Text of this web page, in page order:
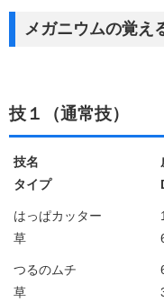
メガニウムの覚え
技１（通常技）
技名
タイプ
はっぱカッター
草
つるのムチ
草